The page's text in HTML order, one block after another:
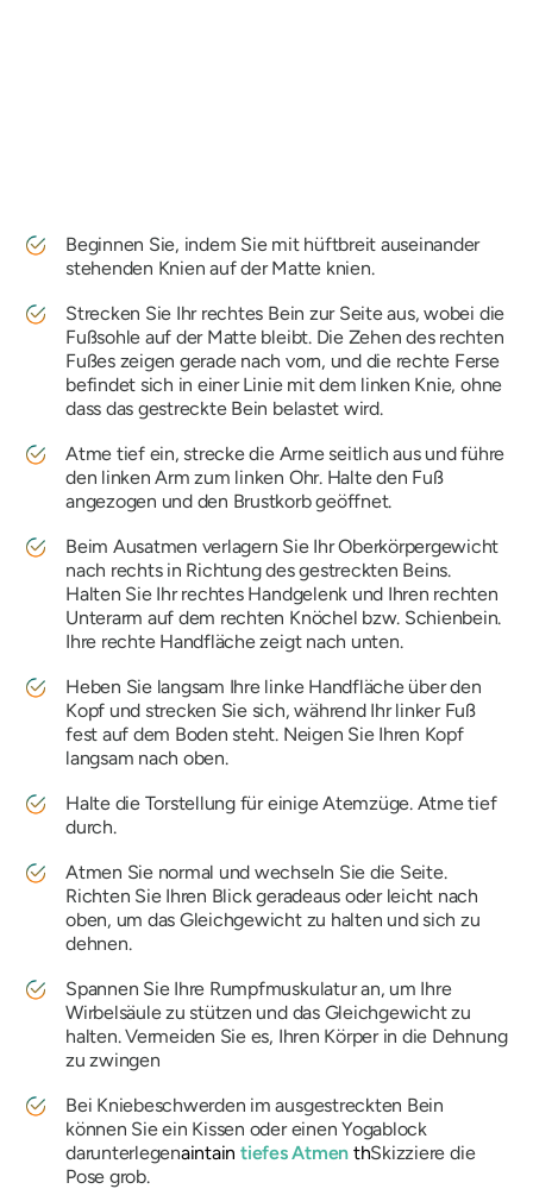
Beginnen Sie, indem Sie mit hüftbreit auseinander
stehenden Knien auf der Matte knien.
Strecken Sie Ihr rechtes Bein zur Seite aus, wobei die
Fußsohle auf der Matte bleibt. Die Zehen des rechten
Fußes zeigen gerade nach vorn, und die rechte Ferse
befindet sich in einer Linie mit dem linken Knie, ohne
dass das gestreckte Bein belastet wird.
Atme tief ein, strecke die Arme seitlich aus und führe
den linken Arm zum linken Ohr. Halte den Fuß
angezogen und den Brustkorb geöffnet.
Beim Ausatmen verlagern Sie Ihr Oberkörpergewicht
nach rechts in Richtung des gestreckten Beins.
Halten Sie Ihr rechtes Handgelenk und Ihren rechten
Unterarm auf dem rechten Knöchel bzw. Schienbein.
Ihre rechte Handfläche zeigt nach unten.
Heben Sie langsam Ihre linke Handfläche über den
Kopf und strecken Sie sich, während Ihr linker Fuß
fest auf dem Boden steht. Neigen Sie Ihren Kopf
langsam nach oben.
Halte die Torstellung für einige Atemzüge. Atme tief
durch.
Atmen Sie normal und wechseln Sie die Seite.
Richten Sie Ihren Blick geradeaus oder leicht nach
oben, um das Gleichgewicht zu halten und sich zu
dehnen.
Spannen Sie Ihre Rumpfmuskulatur an, um Ihre
Wirbelsäule zu stützen und das Gleichgewicht zu
halten. Vermeiden Sie es, Ihren Körper in die Dehnung
zu zwingen
Bei Kniebeschwerden im ausgestreckten Bein
können Sie ein Kissen oder einen Yogablock
darunterlegenaintain tiefes Atmen thSkizziere die
Pose grob.